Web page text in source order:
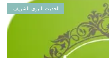
الحديث النبوي الشريف